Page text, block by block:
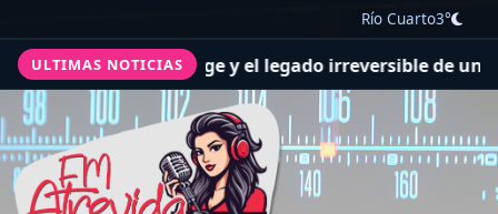
Río Cuarto3°
ULTIMAS NOTICIAS
por la muerte de Jorge y el legado irreversible de un